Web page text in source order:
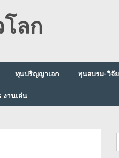
ลก
ทุนปริญญาเอก ทุนอบรม-วิจัย
งานเด่น